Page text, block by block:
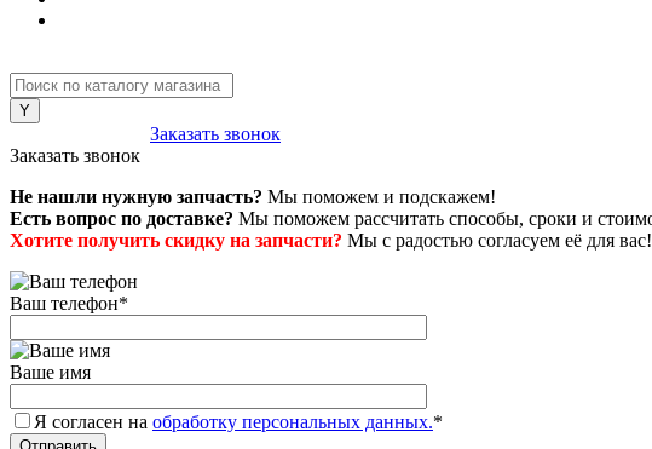
Заказать звонок
Заказать звонок
Не нашли нужную запчасть? Мы поможем и подскажем!
Есть вопрос по доставке? Мы поможем рассчитать способы, сроки и
Хотите получить скидку на запчасти? Мы с радостью согласуем её для вас!
Ваш телефон*
Ваше имя
Я согласен на обработку персональных данных.*